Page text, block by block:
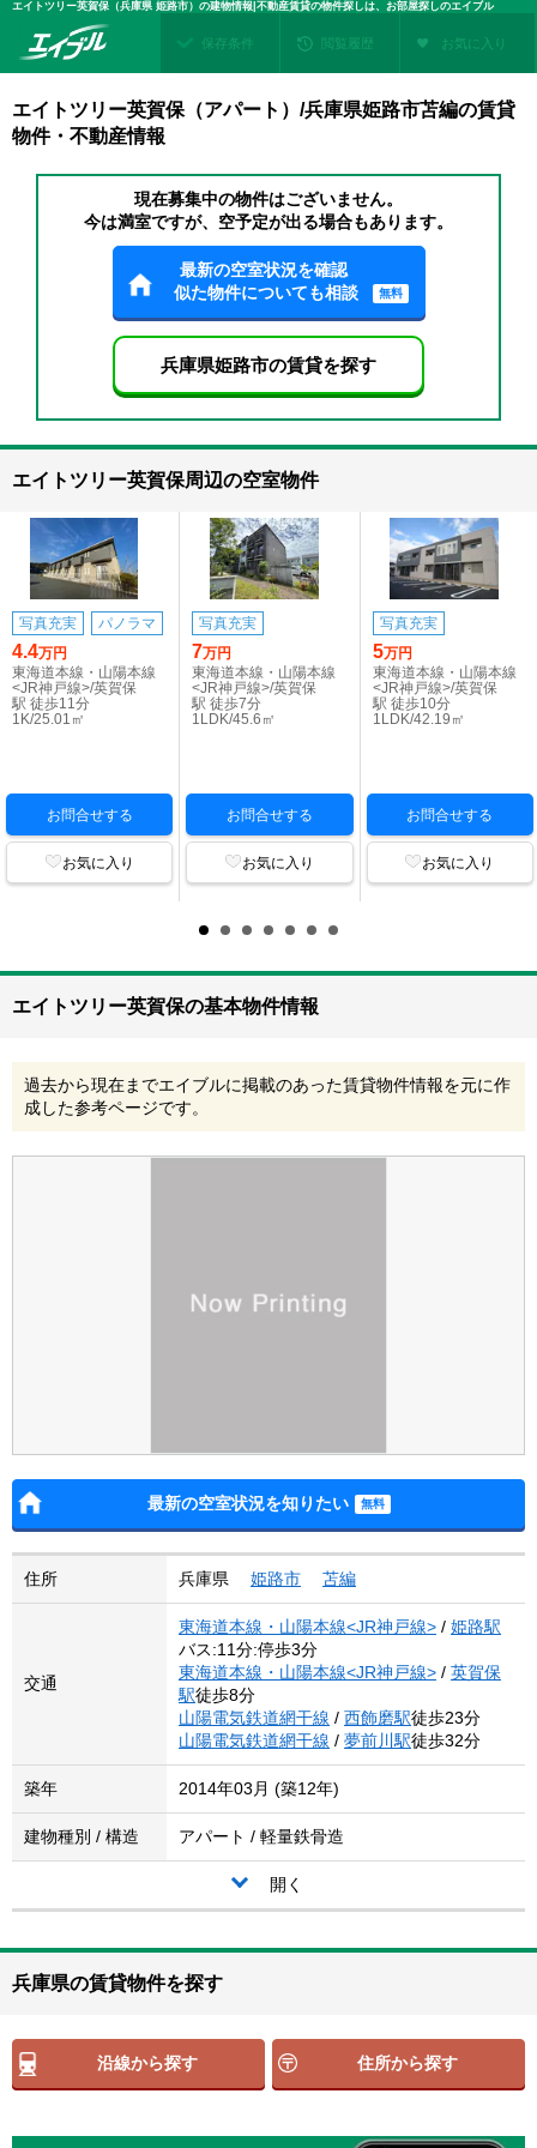
エイトツリー英賀保（兵庫県 姫路市）の建物情報|不動産賃貸の物件探しは、お部屋探しのエイブル
保存条件 閲覧履歴 お気に入り
エイトツリー英賀保（アパート）/兵庫県姫路市苫編の賃貸
物件・不動産情報
現在募集中の物件はございません。
今は満室ですが、空予定が出る場合もあります。
最新の空室状況を確認
似た物件についても相談
無料
兵庫県姫路市の賃貸を探す
エイトツリー英賀保周辺の空室物件
写真充実 パノラマ
4.4万円
東海道本線・山陽本線
<JR神戸線>/英賀保
駅 徒歩11分
1K/25.01㎡
お問合せする
お気に入り
写真充実
7万円
東海道本線・山陽本線
<JR神戸線>/英賀保
駅 徒歩7分
1LDK/45.6㎡
お問合せする
お気に入り
写真充実
5万円
東海道本線・山陽本線
<JR神戸線>/英賀保
駅 徒歩10分
1LDK/42.19㎡
お問合せする
お気に入り
エイトツリー英賀保の基本物件情報
過去から現在までエイブルに掲載のあった賃貸物件情報を元に作
成した参考ページです。
最新の空室状況を知りたい
住所 兵庫県 姫路市 苫編
交通
東海道本線・山陽本線<JR神戸線> / 姫路駅
バス:11分:停歩3分
東海道本線・山陽本線<JR神戸線> / 英賀保
駅徒歩8分
山陽電気鉄道網干線 / 西飾磨駅徒歩23分
山陽電気鉄道網干線 / 夢前川駅徒歩32分
築年 2014年03月 (築12年)
建物種別 / 構造 アパート / 軽量鉄骨造
開く
兵庫県の賃貸物件を探す
沿線から探す 住所から探す